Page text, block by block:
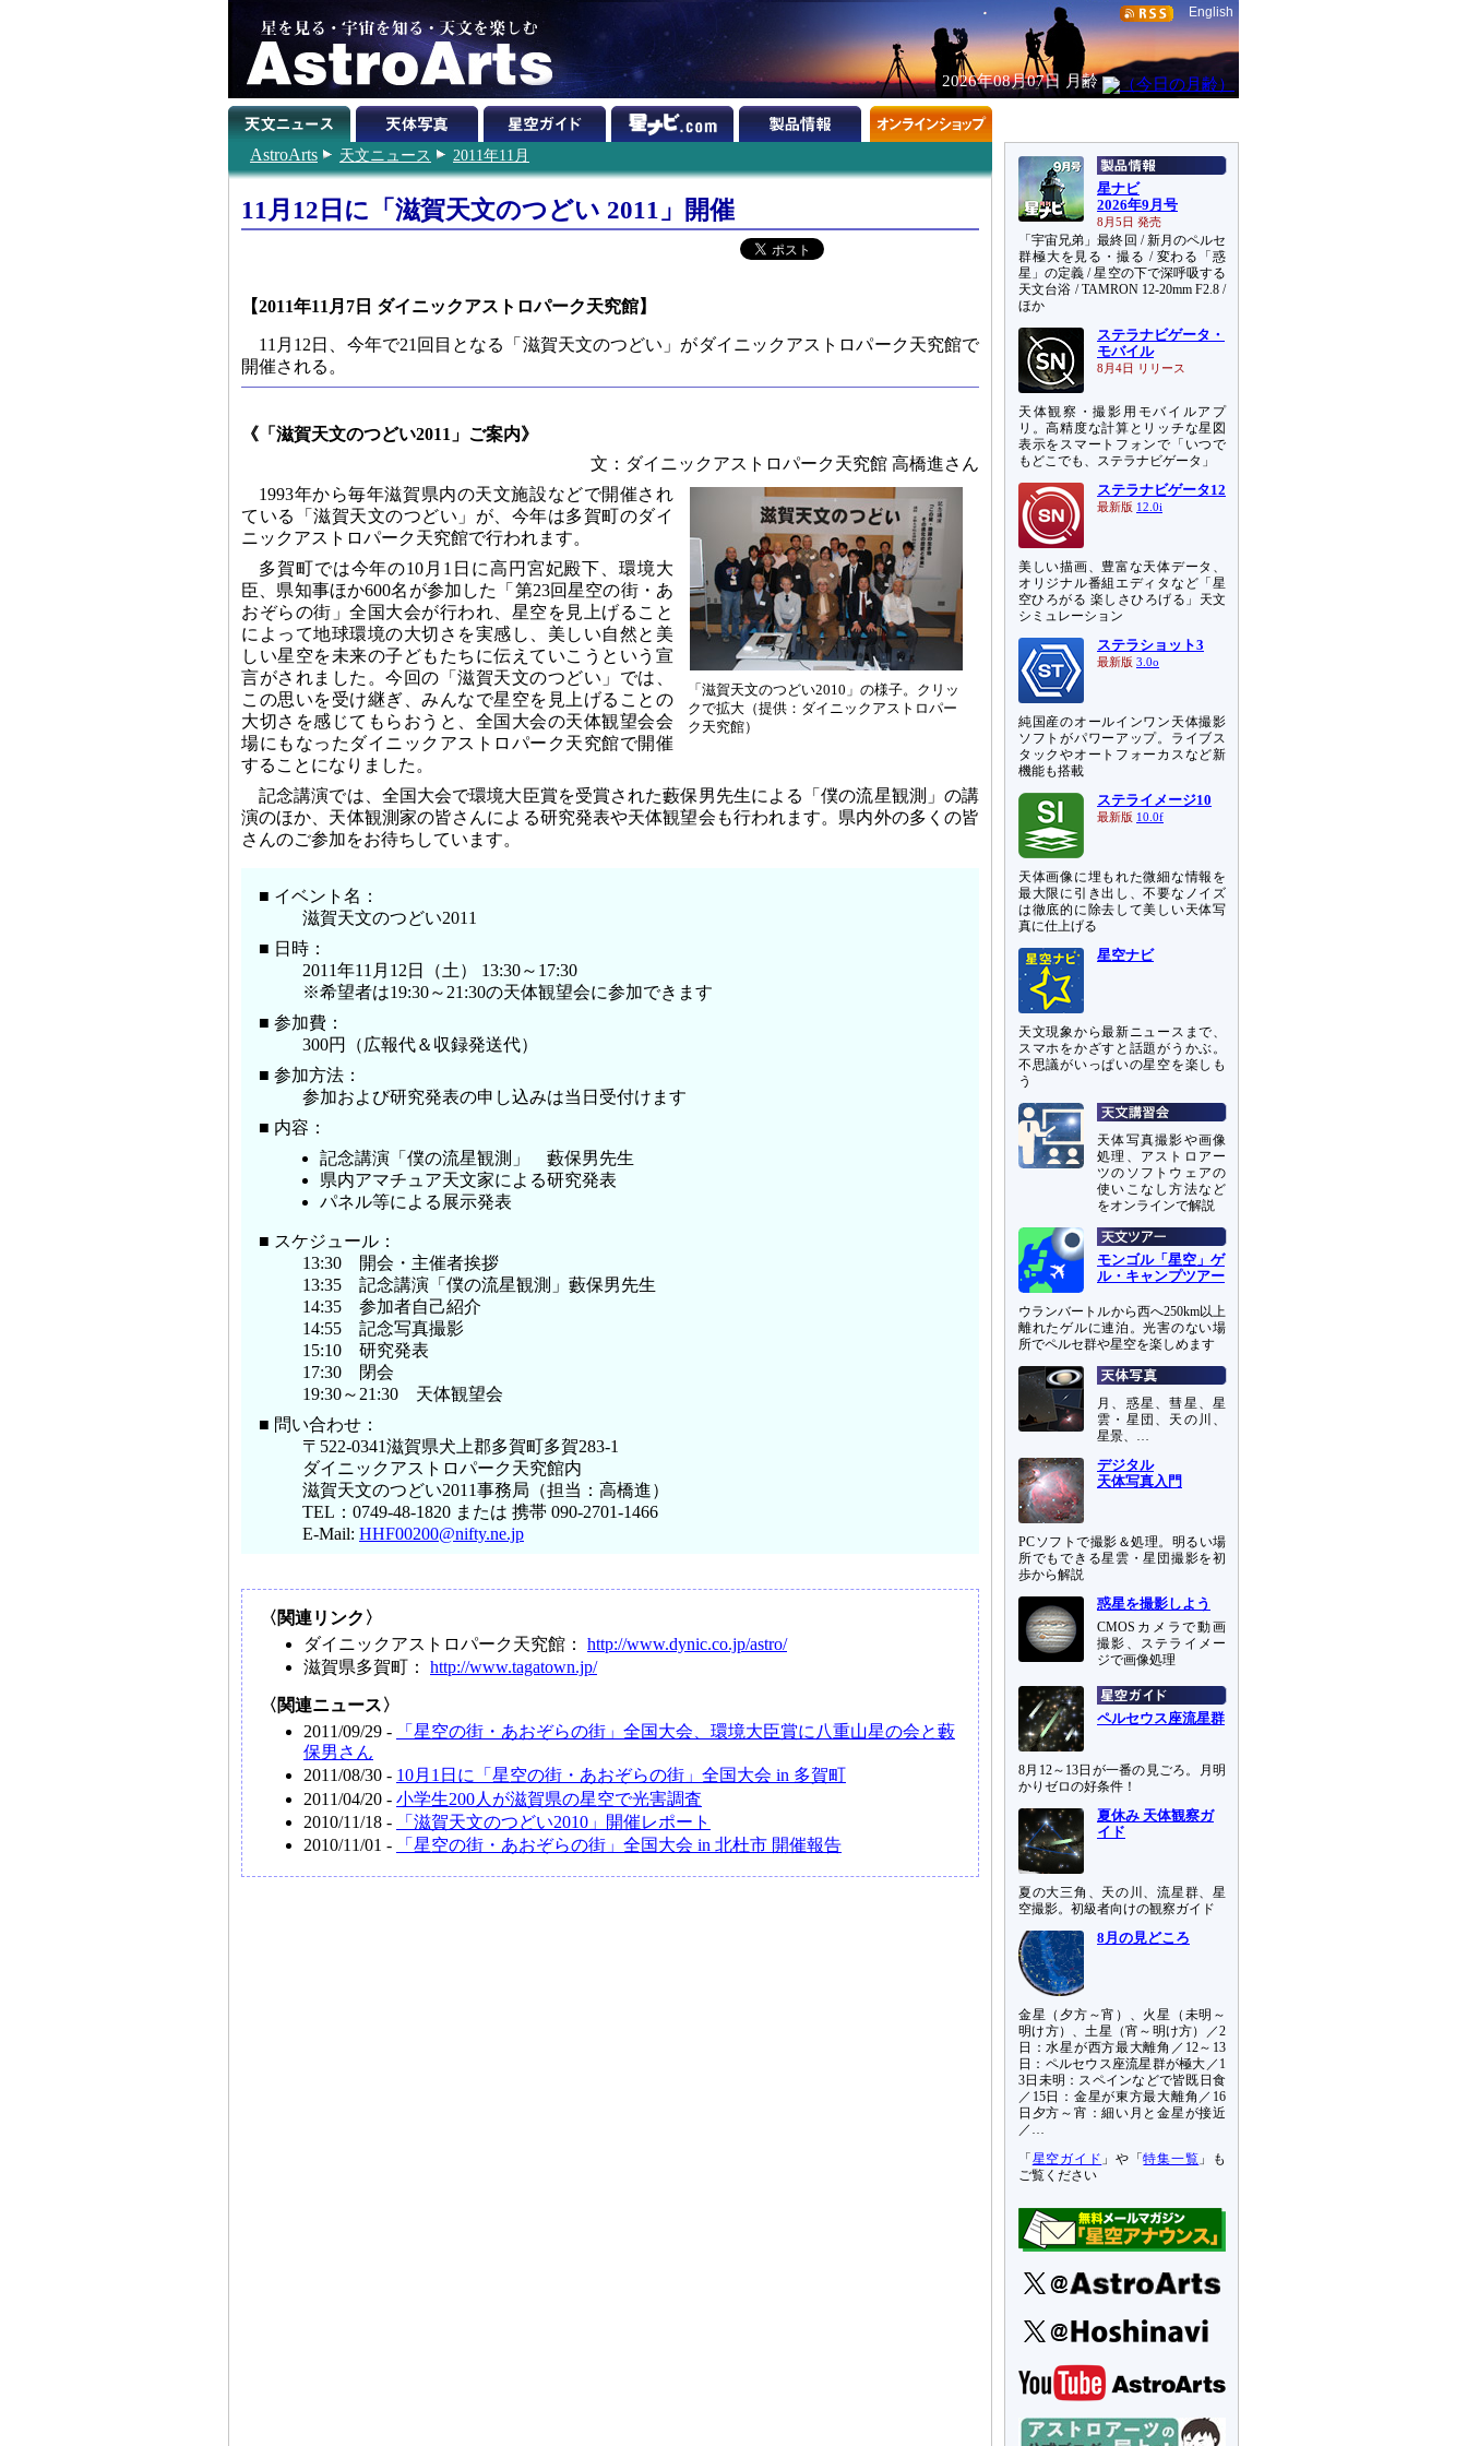
English
2026年08月07日 月齢
AstroArts 天文ニュース 2011年11月
11月12日に「滋賀天文のつどい 2011」開催
【2011年11月7日 ダイニックアストロパーク天究館】
11月12日、今年で21回目となる「滋賀天文のつどい」がダイニックアストロパーク天究館で
開催される。
《「滋賀天文のつどい2011」ご案内》
文：ダイニックアストロパーク天究館 高橋進さん
「滋賀天文のつどい2010」の様子。クリッ
クで拡大（提供：ダイニックアストロパー
ク天究館）
1993年から毎年滋賀県内の天文施設などで開催され
ている「滋賀天文のつどい」が、今年は多賀町のダイ
ニックアストロパーク天究館で行われます。
多賀町では今年の10月1日に高円宮妃殿下、環境大
臣、県知事ほか600名が参加した「第23回星空の街・あ
おぞらの街」全国大会が行われ、星空を見上げること
によって地球環境の大切さを実感し、美しい自然と美
しい星空を未来の子どもたちに伝えていこうという宣
言がされました。今回の「滋賀天文のつどい」では、
この思いを受け継ぎ、みんなで星空を見上げることの
大切さを感じてもらおうと、全国大会の天体観望会会
場にもなったダイニックアストロパーク天究館で開催
することになりました。
記念講演では、全国大会で環境大臣賞を受賞された藪保男先生による「僕の流星観測」の講
演のほか、天体観測家の皆さんによる研究発表や天体観望会も行われます。県内外の多くの皆
さんのご参加をお待ちしています。
■ イベント名：
滋賀天文のつどい2011
■ 日時：
2011年11月12日（土） 13:30～17:30
※希望者は19:30～21:30の天体観望会に参加できます
■ 参加費：
300円（広報代＆収録発送代）
■ 参加方法：
参加および研究発表の申し込みは当日受付けます
■ 内容：
記念講演「僕の流星観測」 藪保男先生
県内アマチュア天文家による研究発表
パネル等による展示発表
■ スケジュール：
13:30 開会・主催者挨拶
13:35 記念講演「僕の流星観測」藪保男先生
14:35 参加者自己紹介
14:55 記念写真撮影
15:10 研究発表
17:30 閉会
19:30～21:30 天体観望会
■ 問い合わせ：
〒522-0341滋賀県犬上郡多賀町多賀283-1
ダイニックアストロパーク天究館内
滋賀天文のつどい2011事務局（担当：高橋進）
TEL：0749-48-1820 または 携帯 090-2701-1466
E-Mail: HHF00200@nifty.ne.jp
〈関連リンク〉
ダイニックアストロパーク天究館： http://www.dynic.co.jp/astro/
滋賀県多賀町： http://www.tagatown.jp/
〈関連ニュース〉
2011/09/29 -
「星空の街・あおぞらの街」全国大会、環境大臣賞に八重山星の会と藪
保男さん
2011/08/30 - 10月1日に「星空の街・あおぞらの街」全国大会 in 多賀町
2011/04/20 - 小学生200人が滋賀県の星空で光害調査
2010/11/18 -
「滋賀天文のつどい2010」開催レポート
2010/11/01 -
「星空の街・あおぞらの街」全国大会 in 北杜市 開催報告
星ナビ
2026年9月号
8月5日 発売
「宇宙兄弟」最終回 / 新月のペルセ
群極大を見る・撮る / 変わる「惑
星」の定義 / 星空の下で深呼吸する
天文台浴 / TAMRON 12-20mm F2.8 /
ほか
ステラナビゲータ・
モバイル
8月4日 リリース
天体観察・撮影用モバイルアプ
リ。高精度な計算とリッチな星図
表示をスマートフォンで「いつで
もどこでも、ステラナビゲータ」
ステラナビゲータ12
最新版 12.0i
美しい描画、豊富な天体データ、
オリジナル番組エディタなど「星
空ひろがる 楽しさひろげる」天文
シミュレーション
ステラショット3
最新版 3.0o
純国産のオールインワン天体撮影
ソフトがパワーアップ。ライブス
タックやオートフォーカスなど新
機能も搭載
ステライメージ10
最新版 10.0f
天体画像に埋もれた微細な情報を
最大限に引き出し、不要なノイズ
は徹底的に除去して美しい天体写
真に仕上げる
星空ナビ
天文現象から最新ニュースまで、
スマホをかざすと話題がうかぶ。
不思議がいっぱいの星空を楽しも
う
天体写真撮影や画像
処理、アストロアー
ツのソフトウェアの
使いこなし方法など
をオンラインで解説
モンゴル「星空」ゲ
ル・キャンプツアー
ウランバートルから西へ250km以上
離れたゲルに連泊。光害のない場
所でペルセ群や星空を楽しめます
月、惑星、彗星、星
雲・星団、天の川、
星景、…
デジタル
天体写真入門
PCソフトで撮影＆処理。明るい場
所でもできる星雲・星団撮影を初
歩から解説
惑星を撮影しよう
CMOSカメラで動画
撮影、ステライメー
ジで画像処理
ペルセウス座流星群
8月12～13日が一番の見ごろ。月明
かりゼロの好条件！
夏休み 天体観察ガ
イド
夏の大三角、天の川、流星群、星
空撮影。初級者向けの観察ガイド
8月の見どころ
金星（夕方～宵）、火星（未明～
明け方）、土星（宵～明け方）／2
日：水星が西方最大離角／12～13
日：ペルセウス座流星群が極大／1
3日未明：スペインなどで皆既日食
／15日：金星が東方最大離角／16
日夕方～宵：細い月と金星が接近
／…
「 星空ガイド 」や「特集一覧 」も
ご覧ください